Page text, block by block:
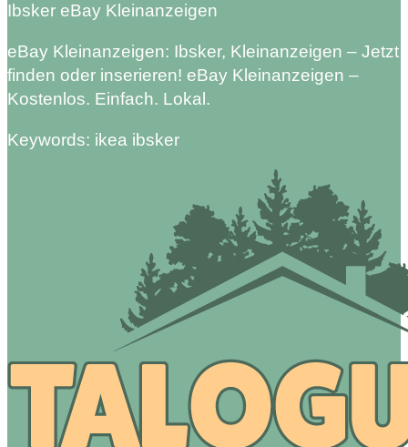
Ibsker eBay Kleinanzeigen
eBay Kleinanzeigen: Ibsker, Kleinanzeigen – Jetzt
finden oder inserieren! eBay Kleinanzeigen –
Kostenlos. Einfach. Lokal.
Keywords: ikea ibsker